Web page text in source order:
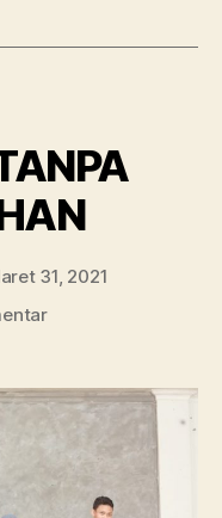
31, 2021
pada
PERPISAHAN